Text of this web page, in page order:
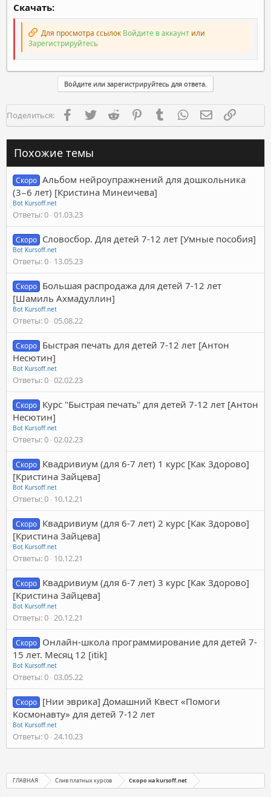
Скачать:
Для просмотра ссылок Войдите в аккаунт или
Зарегистрируйтесь
Войдите или зарегистрируйтесь для ответа.
Поделиться: FacebookTwitter Reddit PinterestTumblr WhatsAppЭлектронная
Похожие темы
Скоро Альбом нейроупражнений для дошкольника ‌
(3−6 лет) [Кристина Минеичева]
Bot Kursoff.net
Ответы 0 01.03.23
Скоро Словосбор. Для детей 7-12 лет [Умные пособия]
Bot Kursoff.net
Ответы 0 13.05.23
Скоро Большая распродажа для детей 7-12 лет
[Шамиль Ахмадуллин]
Bot Kursoff.net
Ответы 0 05.08.22
Скоро Быстрая печать для детей 7-12 лет [Антон
Несютин]
Bot Kursoff.net
Ответы 0 02.02.23
Скоро Курс "Быстрая печать" для детей 7-12 лет [Антон
Несютин]
Bot Kursoff.net
Ответы 0 02.02.23
Скоро Квадривиум (для 6-7 лет) 1 курс [Как Здорово]
[Кристина Зайцева]
Bot Kursoff.net
Ответы 0 10.12.21
Скоро Квадривиум (для 6-7 лет) 2 курс [Как Здорово]
[Кристина Зайцева]
Bot Kursoff.net
Ответы 0 10.12.21
Скоро Квадривиум (для 6-7 лет) 3 курс [Как Здорово]
[Кристина Зайцева]
Bot Kursoff.net
Ответы 0 20.12.21
Скоро Онлайн-школа программирование для детей 7-
15 лет. Месяц 12 [itik]
Bot Kursoff.net
Ответы 0 03.05.22
Скоро [Нии эврика] Домашний Квест «Помоги
Космонавту» для детей 7-12 лет
Bot Kursoff.net
Ответы 0 24.10.23
ГЛАВНАЯ Слив платных курсов Скоро на kursoff.net